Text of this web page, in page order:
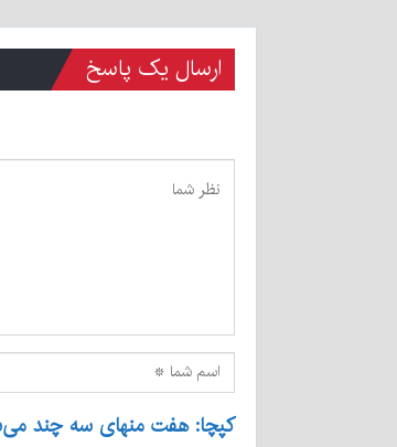
ارسال یک پاسخ
کپچا: هفت منهای سه چند